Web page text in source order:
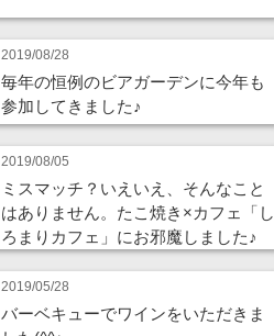
2019/08/28
毎年の恒例のビアガーデンに今年も
参加してきました♪
2019/08/05
ミスマッチ？いえいえ、そんなこと
はありません。たこ焼き×カフェ「し
ろまりカフェ」にお邪魔しました♪
2019/05/28
バーベキューでワインをいただきま